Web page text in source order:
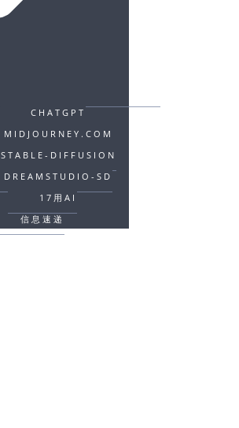
CHATGPT
MIDJOURNEY.COM
STABLE-DIFFUSION
DREAMSTUDIO-SD
17用AI
信息速递